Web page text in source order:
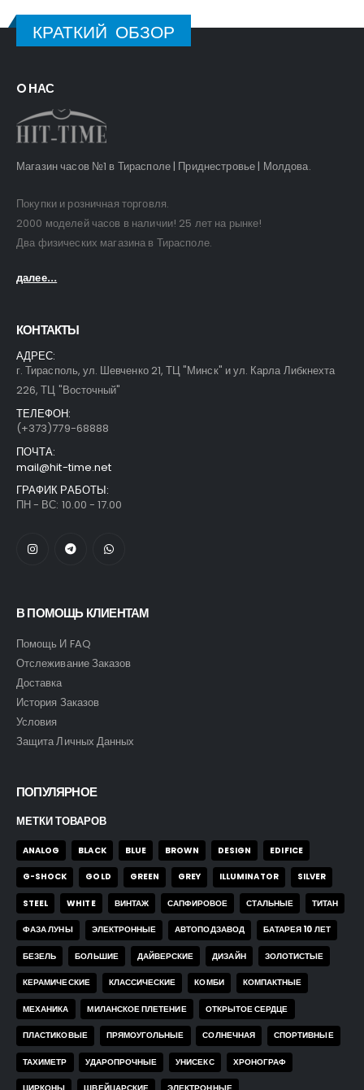
КРАТКИЙ ОБЗОР
O НАС
Магазин часов №1 в Тирасполе | Приднестровье | Молдова.
Покупки и розничная торговля.
2000 моделей часов в наличии! 25 лет на рынке!
Два физических магазина в Тирасполе.
далее...
КОНТАКТЫ
АДРЕС:
г. Тирасполь, ул. Шевченко 21, ТЦ "Минск" и ул. Карла Либкнехта
226, ТЦ "Восточный"
ТЕЛЕФОН:
(+373)779-68888
ПОЧТА:
mail@hit-time.net
ГРАФИК РАБОТЫ:
ПН - ВС: 10.00 - 17.00
В ПОМОЩЬ КЛИЕНТАМ
Помощь И FAQ
Отслеживание Заказов
Доставка
История Заказов
Условия
Защита Личных Данных
ПОПУЛЯРНОЕ
МЕТКИ ТОВАРОВ
ANALOG BLACK BLUE BROWN DESIGN EDIFICE
G-SHOCK GOLD GREEN GREY ILLUMINATOR SILVER
STEEL WHITE ВИНТАЖ САПФИРОВОЕ СТАЛЬНЫЕ ТИТАН
ФАЗА ЛУНЫ ЭЛЕКТРОННЫЕ АВТОПОДЗАВОД БАТАРЕЯ 10 ЛЕТ
БЕЗЕЛЬ БОЛЬШИЕ ДАЙВЕРСКИЕ ДИЗАЙН ЗОЛОТИСТЫЕ
КЕРАМИЧЕСКИЕ КЛАССИЧЕСКИЕ КОМБИ КОМПАКТНЫЕ
МЕХАНИКА МИЛАНСКОЕ ПЛЕТЕНИЕ ОТКРЫТОЕ СЕРДЦЕ
ПЛАСТИКОВЫЕ ПРЯМОУГОЛЬНЫЕ СОЛНЕЧНАЯ СПОРТИВНЫЕ
ТАХИМЕТР УДАРОПРОЧНЫЕ УНИСЕКС ХРОНОГРАФ